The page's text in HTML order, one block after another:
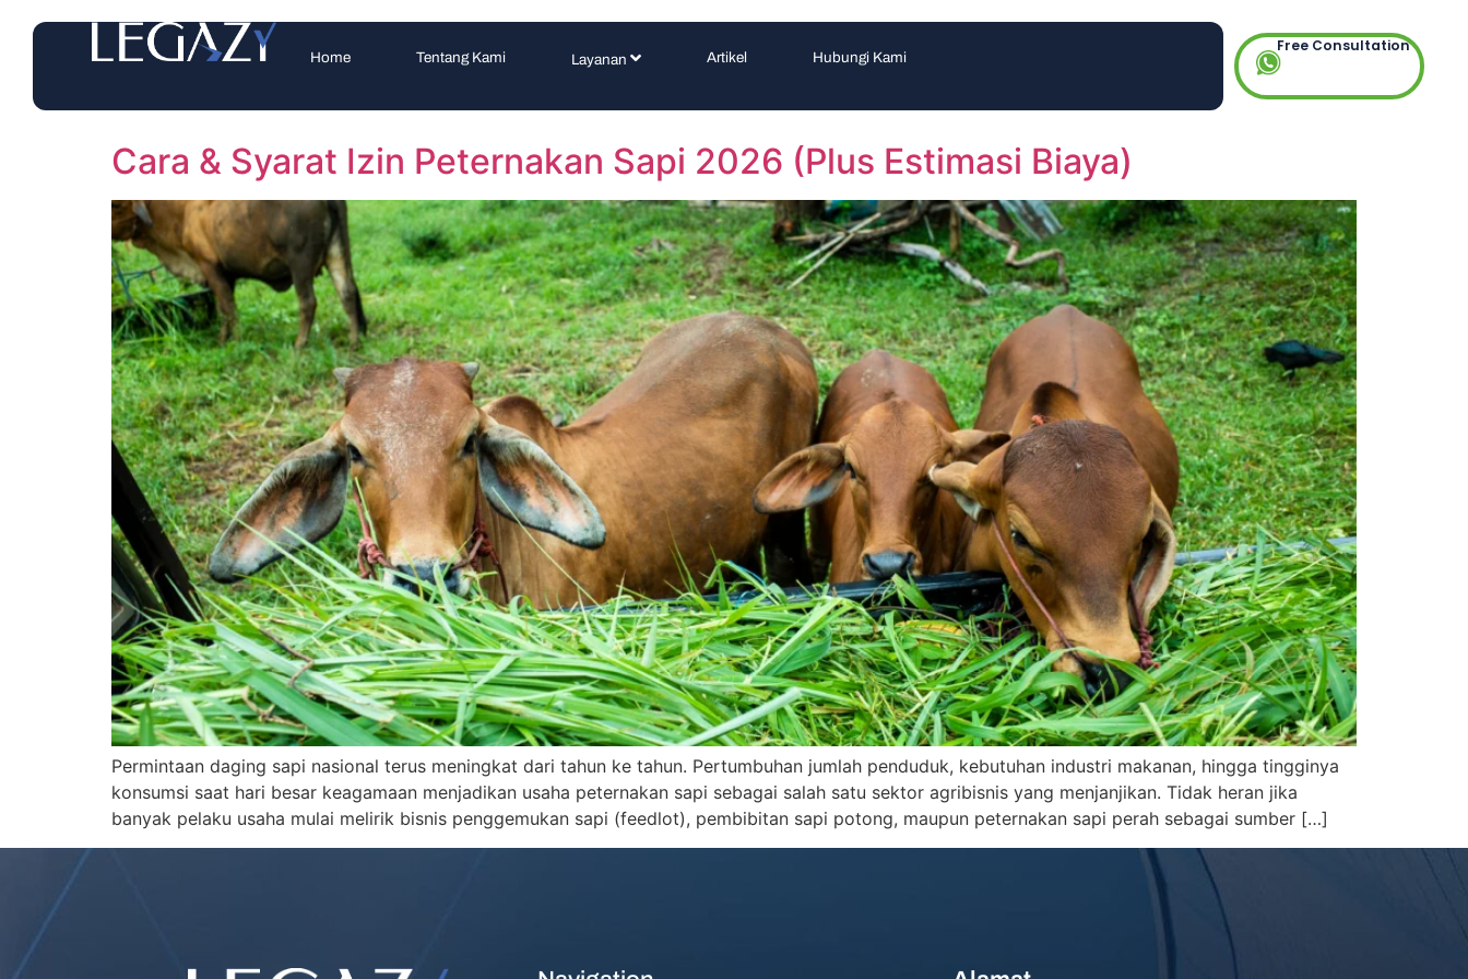
Home Tentang Kami Layanan Artikel Hubungi Kami
Free Consultation
Cara & Syarat Izin Peternakan Sapi 2026 (Plus Estimasi Biaya)
Permintaan daging sapi nasional terus meningkat dari tahun ke tahun. Pertumbuhan jumlah penduduk, kebutuhan industri makanan, hingga tingginya
konsumsi saat hari besar keagamaan menjadikan usaha peternakan sapi sebagai salah satu sektor agribisnis yang menjanjikan. Tidak heran jika
banyak pelaku usaha mulai melirik bisnis penggemukan sapi (feedlot), pembibitan sapi potong, maupun peternakan sapi perah sebagai sumber […]